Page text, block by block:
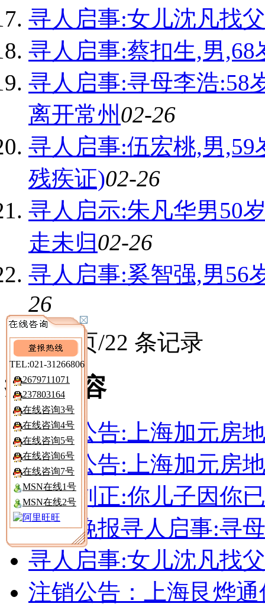
寻人启事:女儿沈凡找
寻人启事:蔡扣生,男,68
寻人启事:寻母李浩:58
离开常州 02-26
寻人启事:伍宏桃,男,59
残疾证)02-26
寻人启示:朱凡华男50
走未归02-26
寻人启事:奚智强,男56
26
共 1 页/22 条记录
推荐内容
注销公告:上海加元房
注销公告:上海加元房
寻找刘正:你儿子因你
新民晚报寻人启事:寻
寻人启事:女儿沈凡找
注销公告：上海艮烨通